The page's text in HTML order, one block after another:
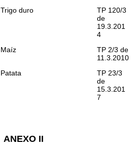
Trigo duro
TP 120/3
de
19.3.201
4
Maíz
TP 2/3 de
11.3.2010
Patata
TP 23/3
de
15.3.201
7
ANEXO II